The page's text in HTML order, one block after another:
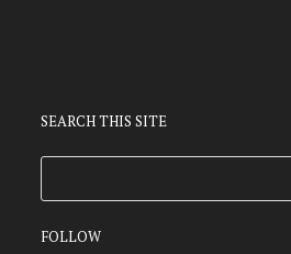
SEARCH THIS SITE
FOLLOW